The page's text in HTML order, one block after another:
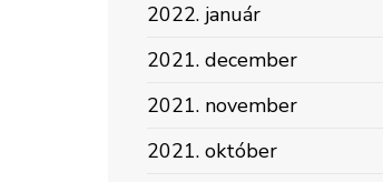
2022. január
2021. december
2021. november
2021. október